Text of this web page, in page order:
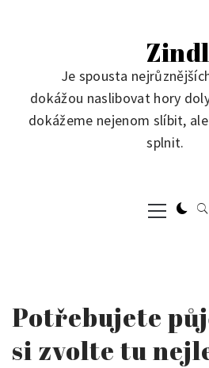
Zindl
Je spousta
dokážou naslibovat hory
dokážeme nejenom slíbit,
splnit.
Primary
Menu
Potřebujete
si zvolte tu